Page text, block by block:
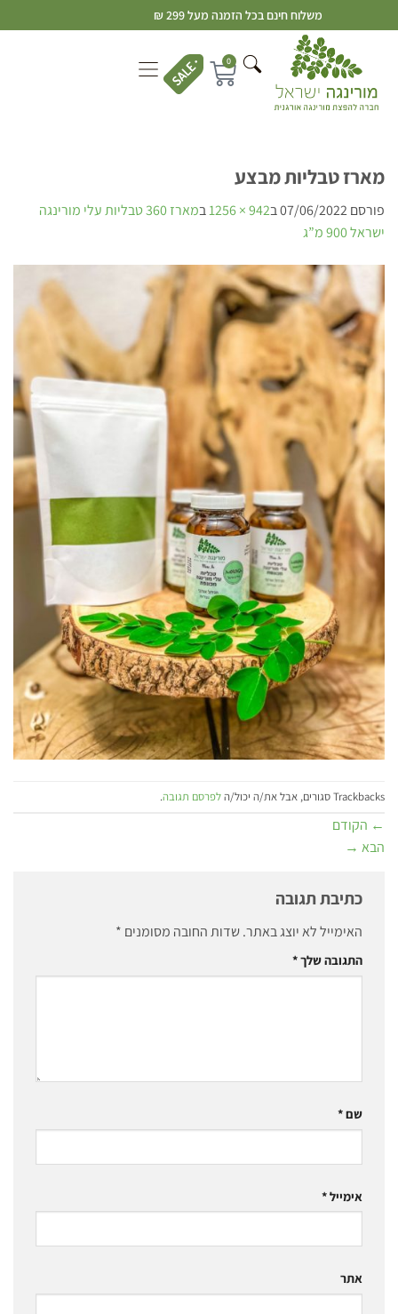
משלוח חינם בכל הזמנה מעל 299 ₪
0
מארז טבליות מבצע
פורסם07/06/2022ב942 × 1256 ב
מארז 360 טבליות עלי מורינגה
ישראל 900 מ”ג
Trackbacks סגורים, אבל את/ה יכול/ה לפרסם תגובה.
← הקודם
הבא →
כתיבת תגובה
האימייל לא יוצג באתר.שדות החובה מסומנים *
התגובה שלך*
שם*
אימייל*
אתר